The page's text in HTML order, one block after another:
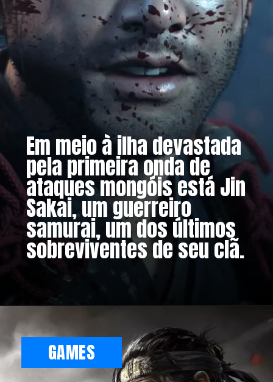
Em meio à ilha devastada
pela primeira onda de
ataques mongóis está Jin
Sakai, um guerreiro
samurai, um dos últimos
sobreviventes de seu clã.
GAMES